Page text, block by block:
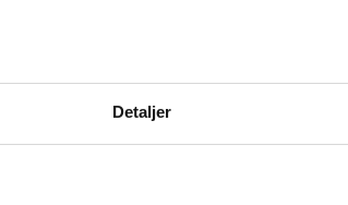
Detaljer
for cloud, multi-sourcing og
krav og definitioner, backup,